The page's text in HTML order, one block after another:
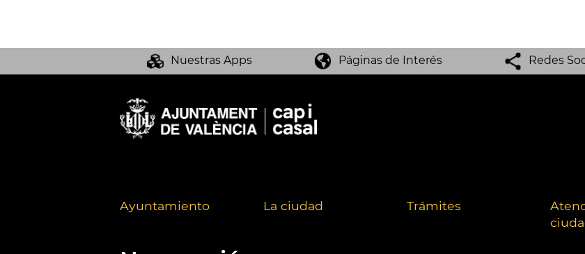
Nuestras Apps Páginas de Interés Redes
Ayuntamiento La ciudad Trámites